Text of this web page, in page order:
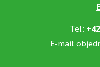
Tel.: +
E-mail: